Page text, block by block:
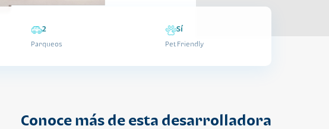
2
Parqueos
Sí
Pet Friendly
Conoce más de esta desarrolladora